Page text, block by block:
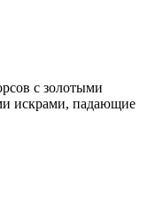
с золотыми
искрами, падающие